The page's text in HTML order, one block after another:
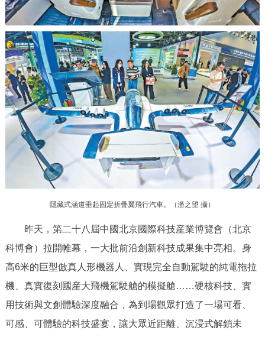
綠色北京 圖説北京 視頻北京
多語種
ENGLISH 한국어 日本語
DEUTSCH FRANÇAIS РУССКИЙ ЯЗЫК
ESPAÑOL العربية PORTUGUÊS
ITALIANO
回到頂部
隱藏式涵道垂起固定折疊翼飛行汽車。（潘之望 攝）
昨天，第二十八屆中國北京國際科技産業博覽會（北京
科博會）拉開帷幕，一大批前沿創新科技成果集中亮相。身
高6米的巨型倣真人形機器人、實現完全自動駕駛的純電拖拉
機、真實復刻國産大飛機駕駛艙的模擬艙……硬核科技、實
用技術與文創體驗深度融合，為到場觀眾打造了一場可看、
可感、可體驗的科技盛宴，讓大眾近距離、沉浸式解鎖未